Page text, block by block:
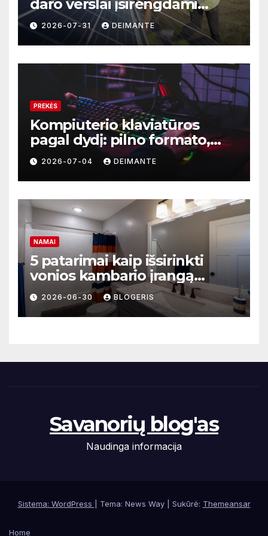
daro verslai įsirengdami
saulės elektrinę
2026-07-31 DEIMANTE
PREKĖS
Kompiuterio klaviatūros
pagal dydį: pilno formato,
TKL ar kompaktiškas
modelis?
2026-07-04 DEIMANTE
NAMAI
5 patarimai kaip išsirinkti
vonios kambario įrangą
mažoms erdvėms
2026-06-30 BLOGERIS
Savanorių blog'as
Naudinga informacija
Sistema: WordPress Tema: News Way | Sukūrė: Themeansar
Home